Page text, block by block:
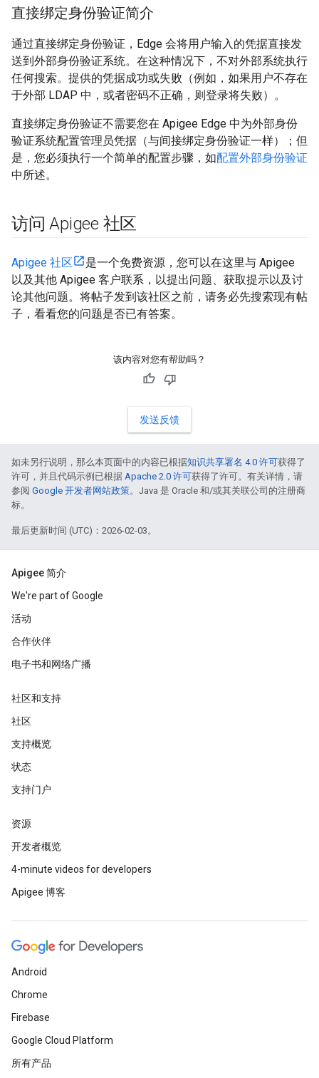
直接绑定身份验证简介
通过直接绑定身份验证，Edge 会将用户输入的凭据直接发
送到外部身份验证系统。在这种情况下，不对外部系统执行
任何搜索。提供的凭据成功或失败（例如，如果用户不存在
于外部 LDAP 中，或者密码不正确，则登录将失败）。
直接绑定身份验证不需要您在 Apigee Edge 中为外部身份
验证系统配置管理员凭据（与间接绑定身份验证一样）；但
是，您必须执行一个简单的配置步骤，如配置外部身份验证
中所述。
访问 Apigee 社区
Apigee 社区
是一个免费资源，您可以在这里与 Apigee
以及其他 Apigee 客户联系，以提出问题、获取提示以及讨
论其他问题。将帖子发到该社区之前，请务必先搜索现有帖
子，看看您的问题是否已有答案。
该内容对您有帮助吗？
发送反馈
如未另行说明，那么本页面中的内容已根据知识共享署名 4.0 许可获得了
许可，并且代码示例已根据 Apache 2.0 许可获得了许可。有关详情，请
参阅 Google 开发者网站政策。Java 是 Oracle 和/或其关联公司的注册商
标。
最后更新时间 (UTC)：2026-02-03。
Apigee 简介
We're part of Google
活动
合作伙伴
电子书和网络广播
社区和支持
社区
支持概览
状态
支持门户
资源
开发者概览
4-minute videos for developers
Apigee 博客
Android
Chrome
Firebase
Google Cloud Platform
所有产品